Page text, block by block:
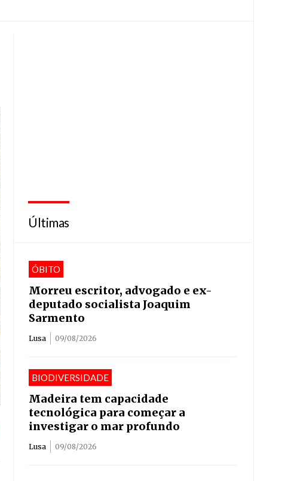
Últimas
ÓBITO
Morreu escritor, advogado e ex-
deputado socialista Joaquim
Sarmento
Lusa 09/08/2026
BIODIVERSIDADE
Madeira tem capacidade
tecnológica para começar a
investigar o mar profundo
Lusa 09/08/2026